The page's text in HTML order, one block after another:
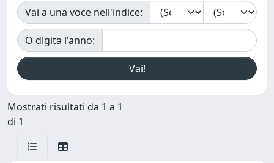
Vai a una voce nell'indice:
O digita l'anno:
Mostrati risultati da 1 a 1
di 1